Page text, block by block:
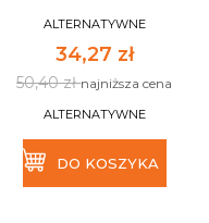
ALTERNATYWNE
34,27 zł
50,40 złnajniższa cena
ALTERNATYWNE
DO KOSZYKA